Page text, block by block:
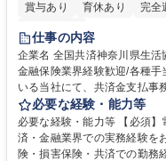
賞与あり
育休あり 完全
土日祝休み
仕事の内容
企業名 全国共済神奈川県生活協同組合 求人名 横浜市【
金融保険業界経験歓迎/各種手当充実/転勤無 仕事
いる当社にて、共済金支払事
付・内容確認・審査・データ
い合わせ電話対応や書類発送等を担当します
内容確認、および共済金支払
用システムへのデータ入力、
必要な経験・能力等
必要な経験・能力等 【必須
済・金融業界での実務経験を
険・損害保険・共済での勤務